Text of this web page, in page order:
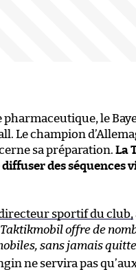
le
Le champion
sa préparation. La
des séquences
sportif du club,
Taktikmobil offre de
sans jamais
ne servira pas